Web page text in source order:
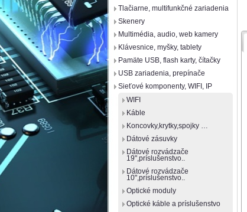
Tlačiarne, multifunkčné zariadenia
Skenery
Multimédia, audio, web kamery
Klávesnice, myšky, tablety
Pamäte USB, flash karty, čítačky
USB zariadenia, prepínače
Sieťové komponenty, WIFI, IP
WIFI
Káble
Koncovky,krytky,spojky …
Dátové zásuvky
Dátové rozvádzače
19",príslušenstvo..
Dátové rozvádzače
10",príslušenstvo..
Optické moduly
Optické káble a príslušenstvo